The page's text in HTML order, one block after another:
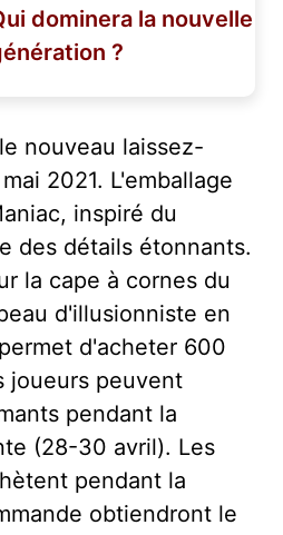
dominera la nouvelle
?
nouveau laissez-
2021. L'emballage
inspiré du
des détails étonnants.
la cape à cornes du
d'illusionniste en
d'acheter 600
joueurs peuvent
pendant la
(28-30 avril). Les
pendant la
obtiendront le